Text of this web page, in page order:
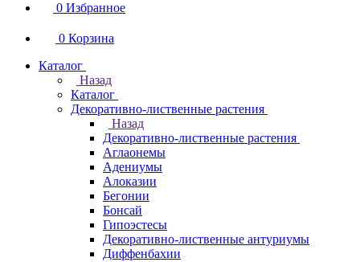
0 Избранное
0 Корзина
Каталог
Назад
Каталог
Декоративно-лиственные растения
Назад
Декоративно-лиственные растения
Аглаонемы
Адениумы
Алоказии
Бегонии
Бонсай
Гипоэстесы
Декоративно-лиственные антуриумы
Диффенбахии